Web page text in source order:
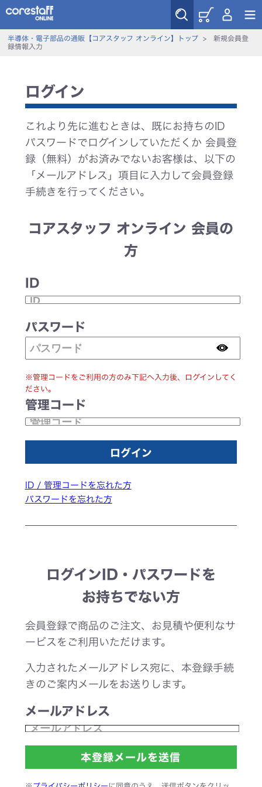
半導体・電子部品の通販【コアスタッフ オンライン】トップ> 新規会員登
録情報入力
ログイン
これより先に進むときは、既にお持ちのID
パスワードでログインしていただくか 会員登
録（無料）がお済みでないお客様は、以下の
「メールアドレス」項目に入力して会員登録
手続きを行ってください。
コアスタッフ オンライン 会員の
方
ID
パスワード
※管理コードをご利用の方のみ下記へ入力後、ログインしてく
ださい。
管理コード
ID / 管理コードを忘れた方
パスワードを忘れた方
ログインID・パスワードを
お持ちでない方
会員登録で商品のご注文、お見積や便利なサ
ービスをご利用いただけます。
入力されたメールアドレス宛に、本登録手続
きのご案内メールをお送りします。
メールアドレス